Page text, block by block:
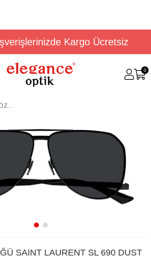
Kargo Ücretsiz
0
GÜNEŞ GÖZLÜĞÜ SAINT LAURENT SL 690 DUST 001
SAINT LAURENT SL 690 DUST